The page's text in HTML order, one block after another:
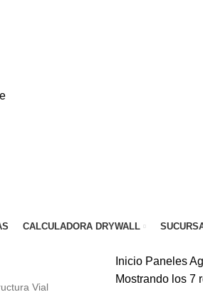
CALCULADORA DRYWALL
Vial
InicioPaneles
Mostrando los 7